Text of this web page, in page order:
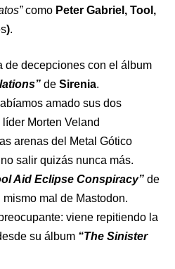
como Peter Gabriel, Tool,
).
de decepciones con el álbum
de Sirenia.
amado sus dos
Morten Veland
arenas del Metal Gótico
salir quizás nunca más.
Aid Eclipse Conspiracy” de
mal de Mastodon.
viene repitiendo la
su álbum “The Sinister